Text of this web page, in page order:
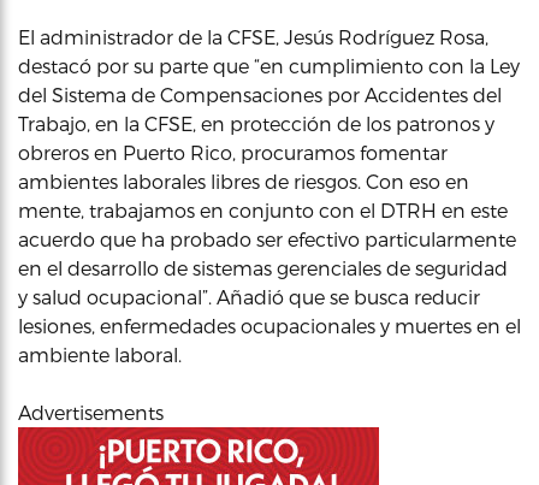
El administrador de la CFSE, Jesús Rodríguez Rosa,
destacó por su parte que “en cumplimiento con la Ley
del Sistema de Compensaciones por Accidentes del
Trabajo, en la CFSE, en protección de los patronos y
obreros en Puerto Rico, procuramos fomentar
ambientes laborales libres de riesgos. Con eso en
mente, trabajamos en conjunto con el DTRH en este
acuerdo que ha probado ser efectivo particularmente
en el desarrollo de sistemas gerenciales de seguridad
y salud ocupacional”. Añadió que se busca reducir
lesiones, enfermedades ocupacionales y muertes en el
ambiente laboral.
Advertisements